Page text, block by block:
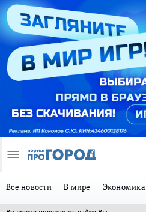
Все новости В мире Экономика